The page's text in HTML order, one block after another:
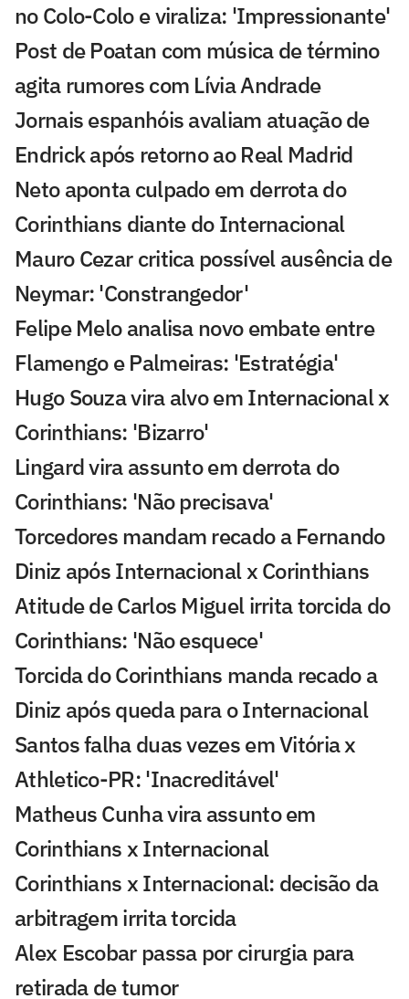
no Colo-Colo e viraliza: 'Impressionante'
Post de Poatan com música de término
agita rumores com Lívia Andrade
Jornais espanhóis avaliam atuação de
Endrick após retorno ao Real Madrid
Neto aponta culpado em derrota do
Corinthians diante do Internacional
Mauro Cezar critica possível ausência de
Neymar: 'Constrangedor'
Felipe Melo analisa novo embate entre
Flamengo e Palmeiras: 'Estratégia'
Hugo Souza vira alvo em Internacional x
Corinthians: 'Bizarro'
Lingard vira assunto em derrota do
Corinthians: 'Não precisava'
Torcedores mandam recado a Fernando
Diniz após Internacional x Corinthians
Atitude de Carlos Miguel irrita torcida do
Corinthians: 'Não esquece'
Torcida do Corinthians manda recado a
Diniz após queda para o Internacional
Santos falha duas vezes em Vitória x
Athletico-PR: 'Inacreditável'
Matheus Cunha vira assunto em
Corinthians x Internacional
Corinthians x Internacional: decisão da
arbitragem irrita torcida
Alex Escobar passa por cirurgia para
retirada de tumor